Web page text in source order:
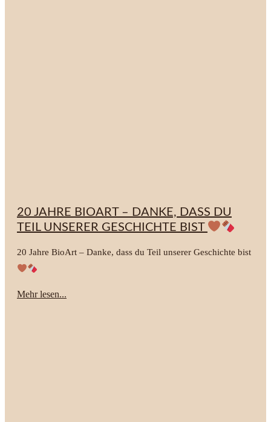
20 JAHRE BIOART – DANKE, DASS DU
TEIL UNSERER GESCHICHTE BIST
20 Jahre BioArt – Danke, dass du Teil unserer Geschichte bist
Mehr lesen...